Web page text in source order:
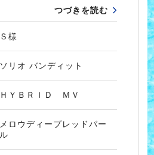
つづきを読む
Ｓ様
ソリオ バンディット
ＨＹＢＲＩＤ ＭＶ
メロウディープレッドパー
ル